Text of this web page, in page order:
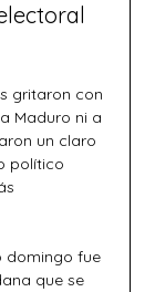
gritaron con
Maduro ni a
un claro
político
domingo fue
que se